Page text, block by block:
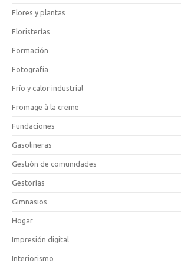
Flores y plantas
Floristerías
Formación
Fotografía
Frío y calor industrial
Fromage à la creme
Fundaciones
Gasolineras
Gestión de comunidades
Gestorías
Gimnasios
Hogar
Impresión digital
Interiorismo